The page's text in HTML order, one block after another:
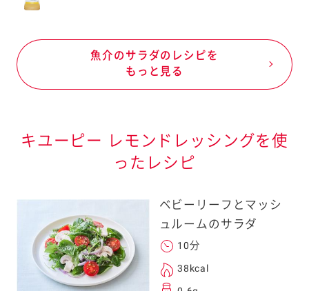
魚介のサラダのレシピを
もっと見る
キユーピー レモンドレッシングを使
ったレシピ
ベビーリーフとマッシ
ュルームのサラダ
10分
38kcal